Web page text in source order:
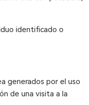
identificado o
generados por el uso
de una visita a la